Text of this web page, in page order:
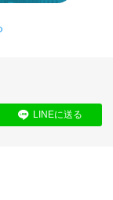
LINEに送る